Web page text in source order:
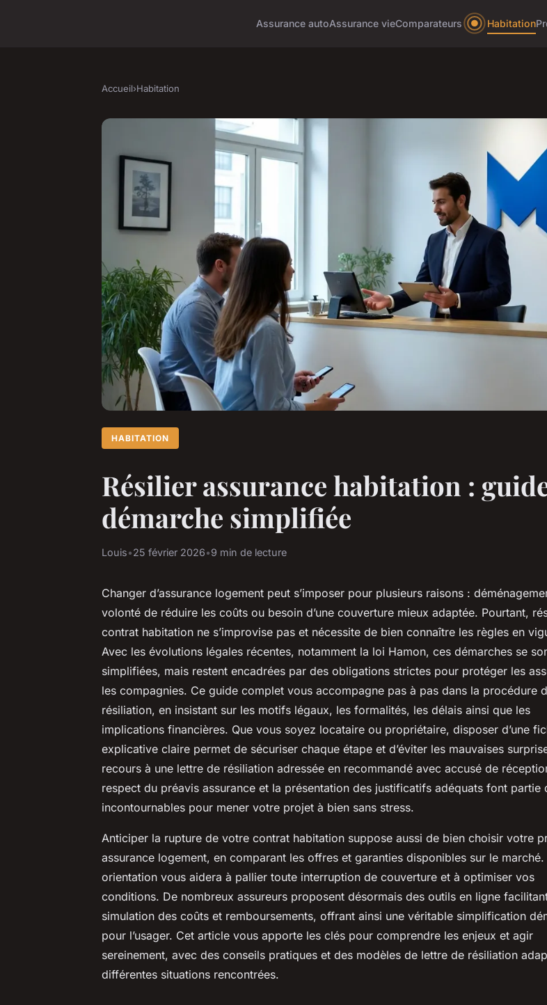
Assurance autoAssurance vieComparateurs Habitation
Accueil›Habitation
HABITATION
Résilier assurance habitation :
démarche simplifiée
Louis•25 février 2026•9 min de lecture
Changer d’assurance logement peut s’imposer pour plusieurs raisons :
volonté de réduire les coûts ou besoin d’une couverture mieux adaptée. Pourtant,
contrat habitation ne s’improvise pas et nécessite de bien connaître les règles en
Avec les évolutions légales récentes, notamment la loi Hamon, ces démarches se
simplifiées, mais restent encadrées par des obligations strictes pour protéger les
les compagnies. Ce guide complet vous accompagne pas à pas dans la procédure
résiliation, en insistant sur les motifs légaux, les formalités, les délais ainsi que les
implications financières. Que vous soyez locataire ou propriétaire, disposer d’une
explicative claire permet de sécuriser chaque étape et d’éviter les mauvaises
recours à une lettre de résiliation adressée en recommandé avec accusé de
respect du préavis assurance et la présentation des justificatifs adéquats font partie
incontournables pour mener votre projet à bien sans stress.
Anticiper la rupture de votre contrat habitation suppose aussi de bien choisir votre
assurance logement, en comparant les offres et garanties disponibles sur le marché.
orientation vous aidera à pallier toute interruption de couverture et à optimiser vos
conditions. De nombreux assureurs proposent désormais des outils en ligne
simulation des coûts et remboursements, offrant ainsi une véritable simplification
pour l’usager. Cet article vous apporte les clés pour comprendre les enjeux et agir
sereinement, avec des conseils pratiques et des modèles de lettre de résiliation
différentes situations rencontrées.